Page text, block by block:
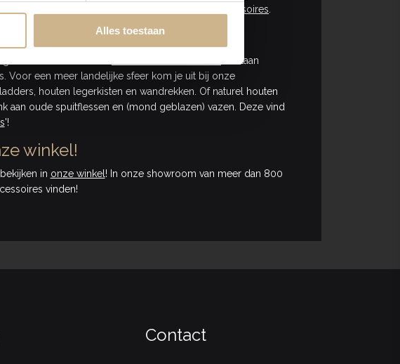
Alles toestaan
Scandinavische woonaccessoires
& metaal
decoratie. Onze
bestaan
Voor een meer landelijke sfeer kom je uit bij onze
houten legerkisten en wandrekken. Of naturel houten
oude spuitflessen en (mond geblazen) vazen. Deze vind
'!
winkel!
in onze winkel ! In onze showroom van meer dan 800
vinden!
Contact